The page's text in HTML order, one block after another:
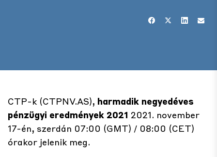
CTP-k (CTPNV.AS), harmadik negyedéves
pénzügyi eredmények 2021 2021. november
17-én, szerdán 07:00 (GMT) / 08:00 (CET)
órakor jelenik meg.